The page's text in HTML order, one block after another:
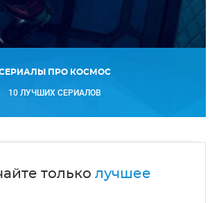
ПРО КОСМОС
10 ЛУЧШИХ СЕРИАЛОВ
только лучшее